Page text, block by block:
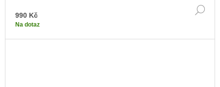
990 Kč
Na dotaz